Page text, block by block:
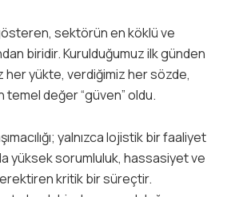
sektörün en köklü ve
biridir. Kurulduğumuz ilk günden
her yükte, verdiğimiz her sözde,
temel değer “güven” oldu.
yalnızca lojistik bir faaliyet
yüksek sorumluluk, hassasiyet ve
kritik bir süreçtir.